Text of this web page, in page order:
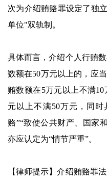
次为介绍贿赂罪设定了独
单位"双轨制。
具体而言，介绍个人行贿
数额在50万元以上的，应
贿数额在5万元以上不满
元以上不满50万元，同
赂”“致使公共财产、国家
亦应认定为“情节严重”。
【律师提示】介绍贿赂罪